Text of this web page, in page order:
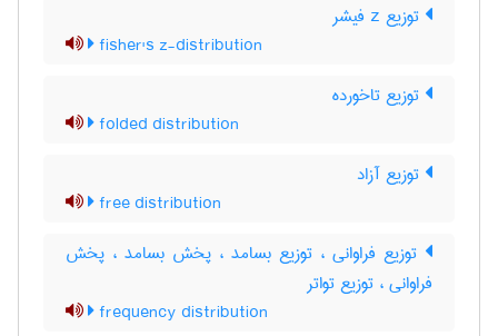
توزیع z فیشر
fisher's z-distribution
توزیع تاخورده
folded distribution
توزیع آزاد
free distribution
توزیع فراوانی ، توزیع بسامد ، پخش بسامد ، پخش
فراوانی ، توزیع تواتر
frequency distribution